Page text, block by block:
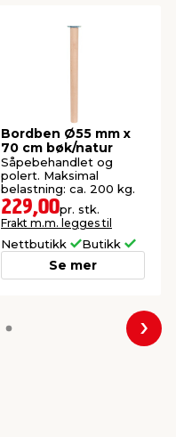
Bordben Ø55 mm x
70 cm bøk/natur
Såpebehandlet og
polert. Maksimal
belastning: ca. 200 kg.
229,00pr. stk.
Frakt m.m. legges til
Nettbutikk Butikk
Se mer